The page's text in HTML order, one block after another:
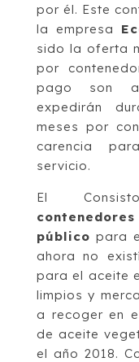
por él. Este
la empresa
sido la oferta
por
pago son
expedirán
meses por
carencia
servicio.
El
público para
ahora no
para el aceite
limpios y
a recoger en
de aceite
el año 2018.